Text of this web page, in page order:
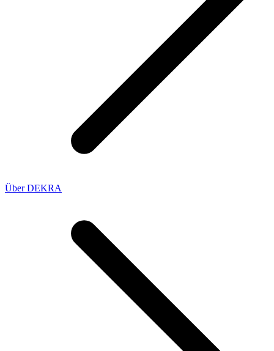
Über DEKRA